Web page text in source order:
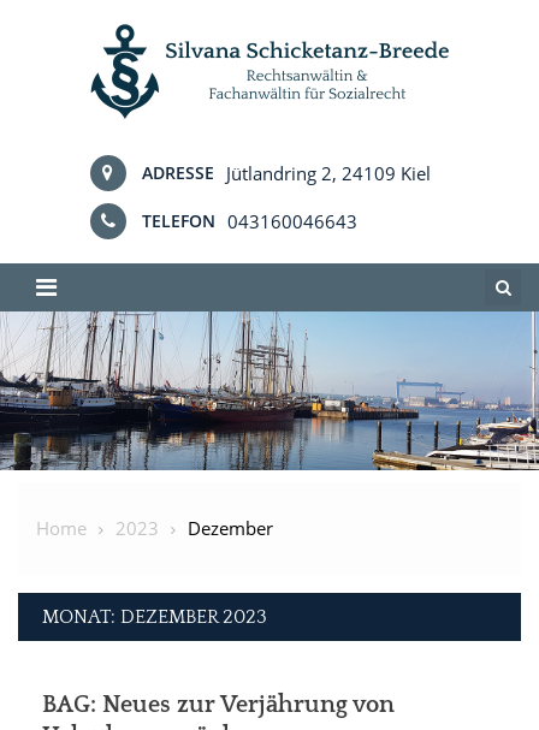
ADRESSE Jütlandring 2, 24109 Kiel
TELEFON 043160046643
Home 2023 Dezember
MONAT: DEZEMBER 2023
BAG: Neues zur Verjährung von